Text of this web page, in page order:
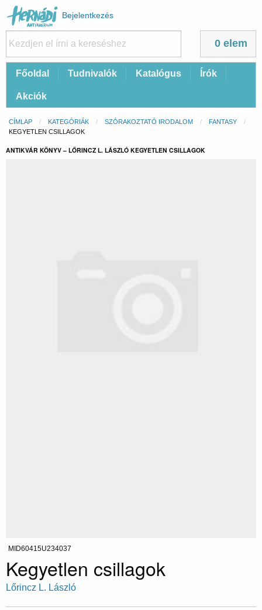
Felhasználói
fiók
menüje
Bejelentkezés
0 elem
FőFőoldal Tudnivalók Katalógus Írók
Akciók
Morzsa
CÍMLAP KATEGÓRIÁK SZÓRAKOZTATÓ IRODALOM
FANTASY
CURRENT:
KEGYETLEN CSILLAGOK
ANTIKVÁR KÖNYV – LŐRINCZ L. LÁSZLÓ KEGYETLEN CSILLAGOK
MID60415U234037
Kegyetlen csillagok
Lőrincz L. László